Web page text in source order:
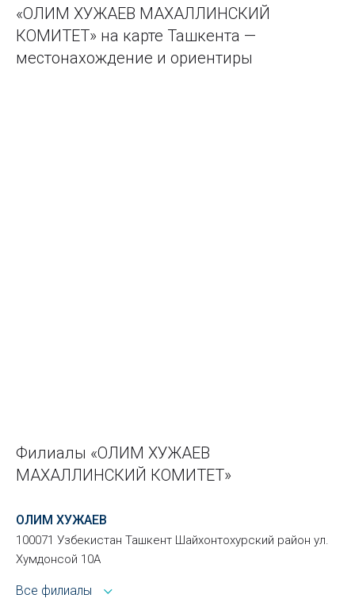
«ОЛИМ ХУЖАЕВ МАХАЛЛИНСКИЙ
КОМИТЕТ» на карте Ташкента —
местонахождение и ориентиры
Филиалы «ОЛИМ ХУЖАЕВ
МАХАЛЛИНСКИЙ КОМИТЕТ»
ОЛИМ ХУЖАЕВ
100071 Узбекистан Ташкент Шайхонтохурский район ул.
Хумдонсой 10А
Все филиалы